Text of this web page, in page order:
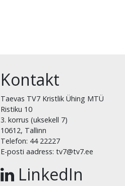
Kontakt
Taevas TV7 Kristlik Ühing MTÜ
Ristiku 10
3. korrus (uksekell 7)
10612, Tallinn
Telefon: 44 22227
E-posti aadress: tv7@tv7.ee
LinkedIn